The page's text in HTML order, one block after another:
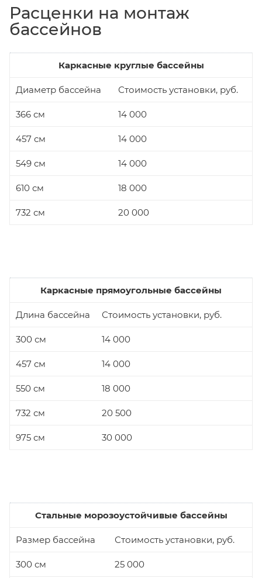
Расценки на монтаж
бассейнов
Каркасные круглые бассейны
Диаметр бассейна Стоимость установки, руб.
366 см 14 000
457 см 14 000
549 см 14 000
610 см 18 000
732 см 20 000
Каркасные прямоугольные бассейны
Длина бассейна Стоимость установки, руб.
300 см 14 000
457 см 14 000
550 см 18 000
732 см 20 500
975 см 30 000
Стальные морозоустойчивые бассейны
Размер бассейна Стоимость установки, руб.
300 см 25 000